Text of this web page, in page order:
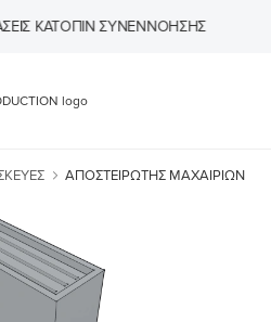
ΚΑΤΌΠΙΝ ΣΥΝΕΝΝΌΗΣΗΣ
ΑΠΟΣΤΕΙΡΩΤΗΣ ΜΑΧΑΙΡΙΩΝ